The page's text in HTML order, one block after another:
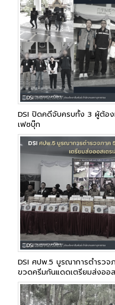
DSI ปิดคดีจับครบทั้ง 3 ผู้ต้อ
เฟซบุ๊ก
DSI ศปพ.5 บูรณาการตำรวจ
ขวดครีมกันแดดเตรียมส่งออส